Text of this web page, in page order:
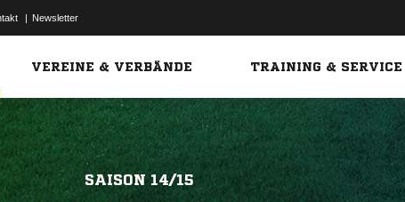
| Newsletter
VEREINE & VERBÄNDE TRAINING & SERVICE
SAISON 14/15